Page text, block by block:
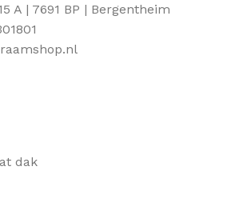
A | 7691 BP | Bergentheim
dak